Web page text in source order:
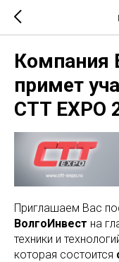
Компания
примет
CTT EXPO
Приглашаем Вас
ВолгоИнвест на
техники и
которая состоится